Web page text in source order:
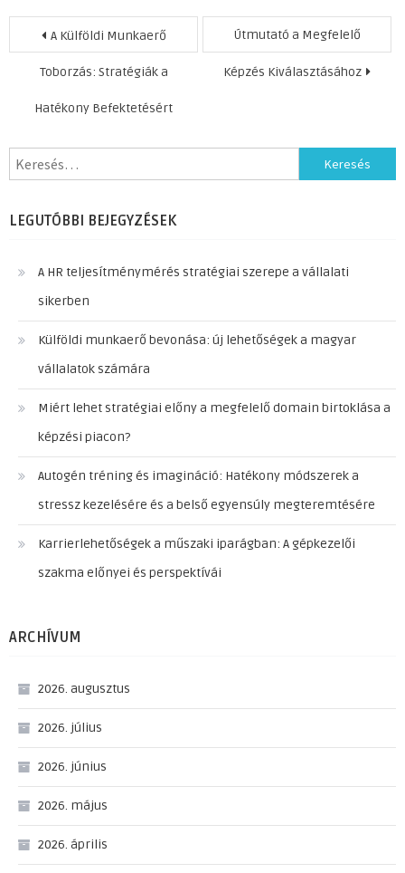
Bejegyzés
navigáció
A Külföldi Munkaerő
Toborzás: Stratégiák a
Hatékony Befektetésért
Útmutató a Megfelelő
Képzés Kiválasztásához
Keresés:
LEGUTÓBBI BEJEGYZÉSEK
A HR teljesítménymérés stratégiai szerepe a vállalati
sikerben
Külföldi munkaerő bevonása: új lehetőségek a magyar
vállalatok számára
Miért lehet stratégiai előny a megfelelő domain birtoklása a
képzési piacon?
Autogén tréning és imagináció: Hatékony módszerek a
stressz kezelésére és a belső egyensúly megteremtésére
Karrierlehetőségek a műszaki iparágban: A gépkezelői
szakma előnyei és perspektívái
ARCHÍVUM
2026. augusztus
2026. július
2026. június
2026. május
2026. április